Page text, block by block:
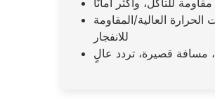
للتآكل، وأكثر أمانًا
العالية/المقاومة
للانفجار
مسافة قصيرة، تردد عالٍ